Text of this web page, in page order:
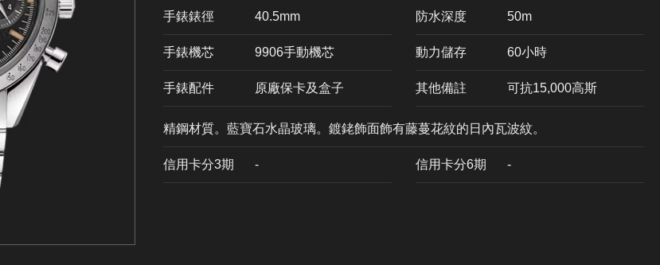
手錶錶徑 40.5mm 防水深度 50m
手錶機芯 ​9906手動機芯 動力儲存 60小時
手錶配件 原廠保卡及盒子 其他備註 可抗15,000高斯
精鋼材質。藍寶石水晶玻璃。鍍銠飾面飾有藤蔓花紋的日內瓦波紋。
信用卡分3期 ​- 信用卡分6期 -